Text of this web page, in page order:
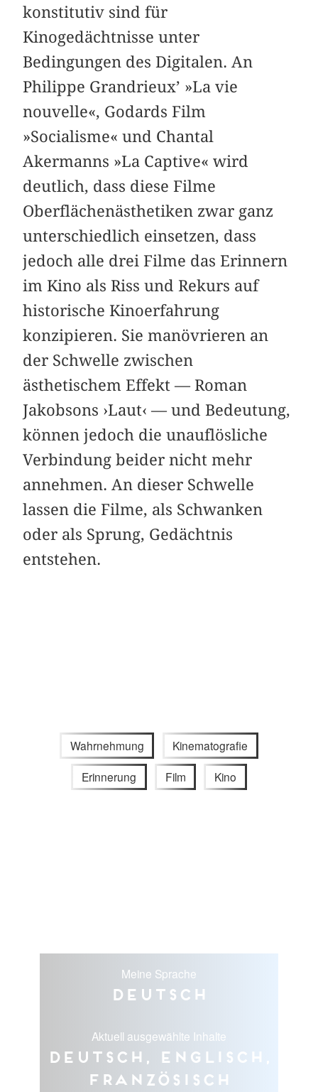
konstitutiv sind für
Kinogedächtnisse unter
Bedingungen des Digitalen. An
Philippe Grandrieux’ »La vie
nouvelle«, Godards Film
»Socialisme« und Chantal
Akermanns »La Captive« wird
deutlich, dass diese Filme
Oberflächenästhetiken zwar ganz
unterschiedlich einsetzen, dass
jedoch alle drei Filme das Erinnern
im Kino als Riss und Rekurs auf
historische Kinoerfahrung
konzipieren. Sie manövrieren an
der Schwelle zwischen
ästhetischem Effekt — Roman
Jakobsons ›Laut‹ — und Bedeutung,
können jedoch die unauflösliche
Verbindung beider nicht mehr
annehmen. An dieser Schwelle
lassen die Filme, als Schwanken
oder als Sprung, Gedächtnis
entstehen.
Wahrnehmung Kinematografie
Erinnerung Film Kino
Meine Sprache
Deutsch
Aktuell ausgewählte Inhalte
Deutsch, Englisch,
Französisch